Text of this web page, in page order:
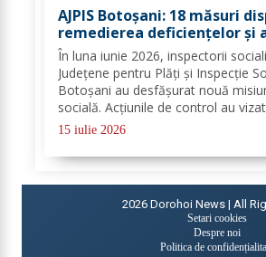
AJPIS Botoșani: 18 măsuri
remedierea deficiențelor și
valoare de 80.000 lei
sociali
În luna iunie 2026, inspectorii
Județene pentru Plăți și Inspecție
Botoșani au desfășurat nouă
socială. Acțiunile de control au
sunt respectate standardele
15 iulie 2026
2026 Dorohoi News | All
Setari cookies
Despre noi
Politica de